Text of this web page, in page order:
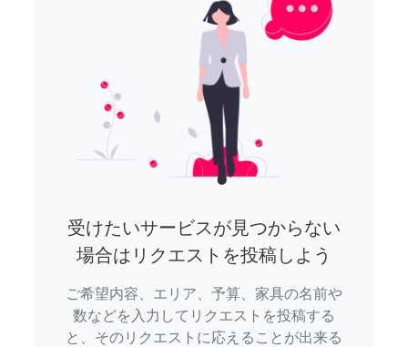
受けたいサービスが見つからない
場合はリクエストを投稿しよう
ご希望内容、エリア、予算、家具の名前や
数などを入力してリクエストを投稿する
と、そのリクエストに応えることが出来る